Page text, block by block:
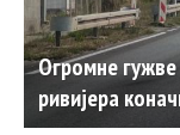
Огромне
ривијера